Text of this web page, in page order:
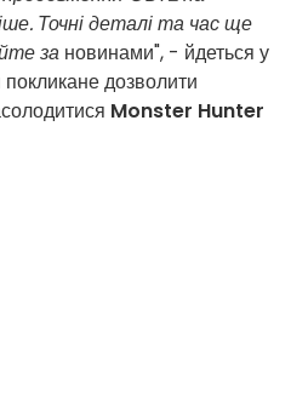
Точні деталі та час ще
за новинами", - йдеться у
дозволити
Monster Hunter